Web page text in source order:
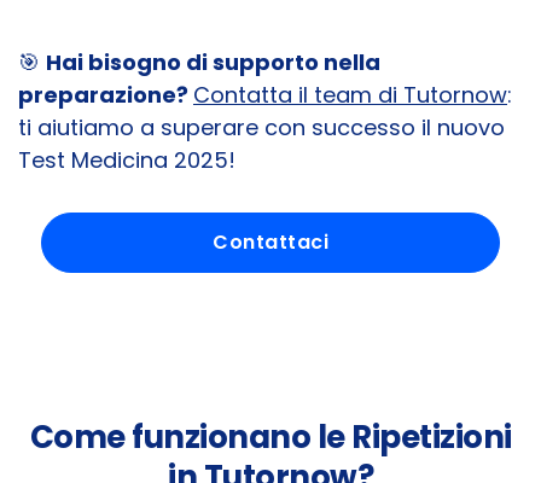
🎯 Hai bisogno di supporto nella
preparazione? Contatta il team di Tutornow:
ti aiutiamo a superare con successo il nuovo
Test Medicina 2025!
Contattaci
Come funzionano le Ripetizioni